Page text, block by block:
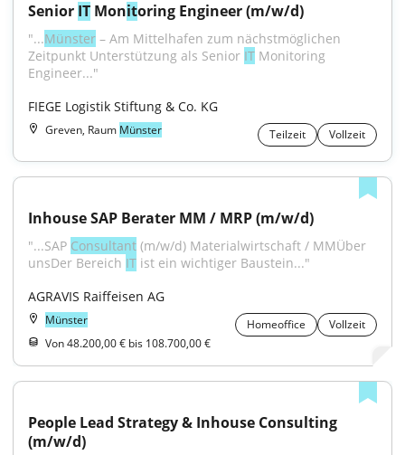
Senior IT Monitoring Engineer (m/w/d)
"...Münster – Am Mittelhafen zum nächstmöglichen
Zeitpunkt Unterstützung als Senior IT Monitoring
Engineer..."
FIEGE Logistik Stiftung & Co. KG
Greven, Raum Münster Teilzeit Vollzeit
Inhouse SAP Berater MM / MRP (m/w/d)
"...SAP Consultant (m/w/d) Materialwirtschaft / MMÜber
unsDer Bereich IT ist ein wichtiger Baustein..."
AGRAVIS Raiffeisen AG
Münster Homeoffice
Vollzeit
Von 48.200,00 € bis 108.700,00 €
People Lead Strategy & Inhouse Consulting
(m/w/d)